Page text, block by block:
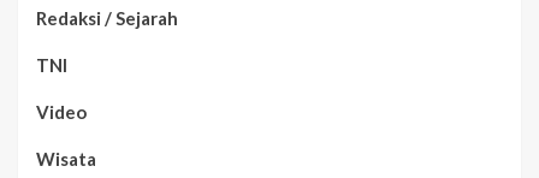
Redaksi / Sejarah
TNI
Video
Wisata